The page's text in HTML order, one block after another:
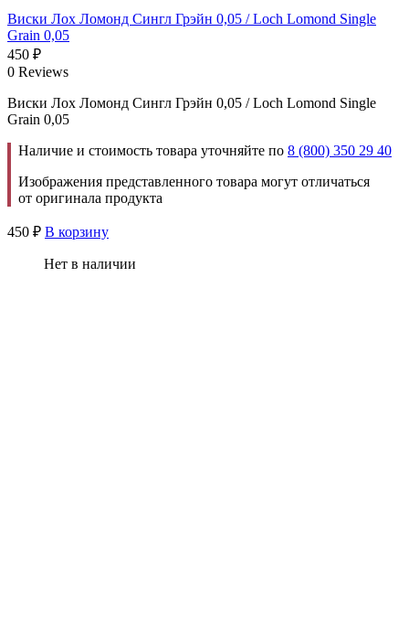
Виски Лох Ломонд Сингл Грэйн 0,05 / Loch Lomond Single
Grain 0,05
450 ₽
0 Reviews
Виски Лох Ломонд Сингл Грэйн 0,05 / Loch Lomond Single
Grain 0,05
Наличие и стоимость товара уточняйте по 8 (800) 350 29 40
Изображения представленного товара могут отличаться
от оригинала продукта
450 ₽ В корзину
Нет в наличии